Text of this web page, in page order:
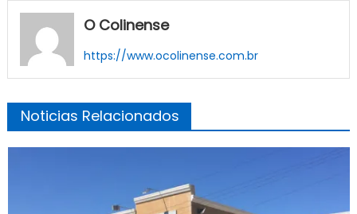
O Colinense
https://www.ocolinense.com.br
Noticias Relacionados